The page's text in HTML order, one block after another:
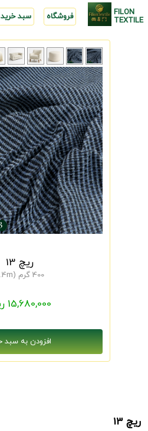
FILON
TEXTILE فروشگاه سبد خرید
ریچ 13
400 گرم (1.4m)
15,680,000 ریال
ریچ 13